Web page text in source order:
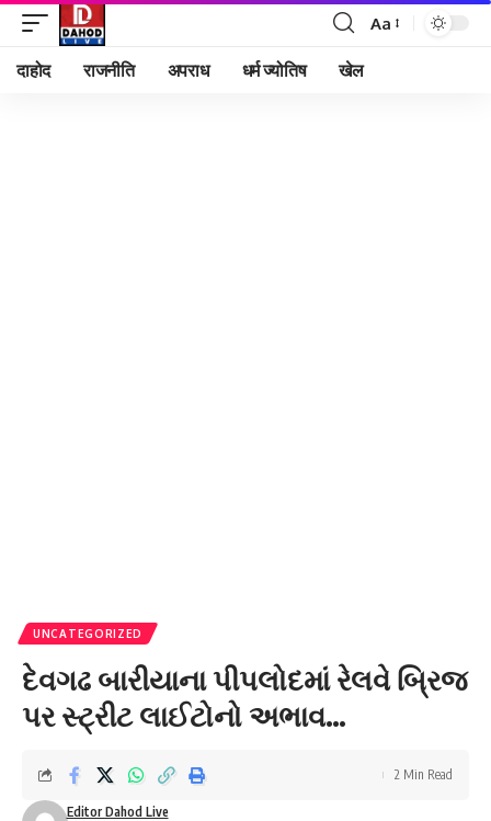
Font
Aa
दाहोद राजनीति अपराध धर्म ज्योतिष खेल
UNCATEGORIZED
દેવગઢ બારીયાના પીપલોદમાં રેલવે બ્રિજ
પર સ્ટ્રીટ લાઈટોનો અભાવ…
Editor Dahod Live
2 Min Read